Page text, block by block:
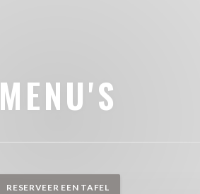
MENU'S
RESERVEER EEN TAFEL